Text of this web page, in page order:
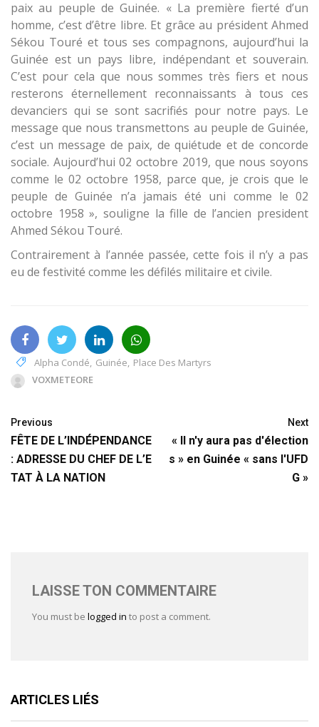
paix au peuple de Guinée. « La première fierté d’un
homme, c’est d’être libre. Et grâce au président Ahmed
Sékou Touré et tous ses compagnons, aujourd’hui la
Guinée est un pays libre, indépendant et souverain.
C’est pour cela que nous sommes très fiers et nous
resterons éternellement reconnaissants à tous ces
devanciers qui se sont sacrifiés pour notre pays. Le
message que nous transmettons au peuple de Guinée,
c’est un message de paix, de quiétude et de concorde
sociale. Aujourd’hui 02 octobre 2019, que nous soyons
comme le 02 octobre 1958, parce que, je crois que le
peuple de Guinée n’a jamais été uni comme le 02
octobre 1958 », souligne la fille de l’ancien president
Ahmed Sékou Touré.
Contrairement à l’année passée, cette fois il n’y a pas
eu de festivité comme les défilés militaire et civile.
Alpha Condé, Guinée, Place Des Martyrs
VOXMETEORE
Previous
FÊTE DE L’INDÉPENDANCE
: ADRESSE DU CHEF DE L’E
TAT À LA NATION
Next
« Il n'y aura pas d'élection
s » en Guinée « sans l'UFD
G »
LAISSE TON COMMENTAIRE
You must be logged in to post a comment.
ARTICLES LIÉS